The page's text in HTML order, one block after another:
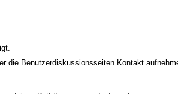
die Benutzerdiskussionsseiten Kontakt